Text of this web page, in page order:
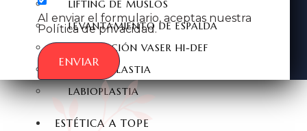
LIFTING DE MUSLOS
LEVANTAMIENTO DE ESPALDA
LIPOSUCCIÓN VASER HI-DEF
HIMENOPLASTIA
LABIOPLASTIA
ESTÉTICA A TOPE
Al enviar el formulario, aceptas nuestra
Política de privacidad.
ENVIAR